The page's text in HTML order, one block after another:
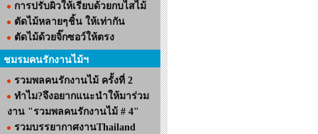
การปรับผิวให้เรียบด้วยกบไสไม้
ตัดไม้หลายๆชิ้น ให้เท่ากัน
ตัดไม้ด้วยจิ๊กซอว์ให้ตรง
ชมรมคนรักงานไม้ฯ
รวมพลคนรักงานไม้ ครั้งที่ 2
ทำไม?จึงอยากแนะนำให้มาร่วม
งาน "รวมพลคนรักงานไม้ # 4"
รวมบรรยากาศงานThailand